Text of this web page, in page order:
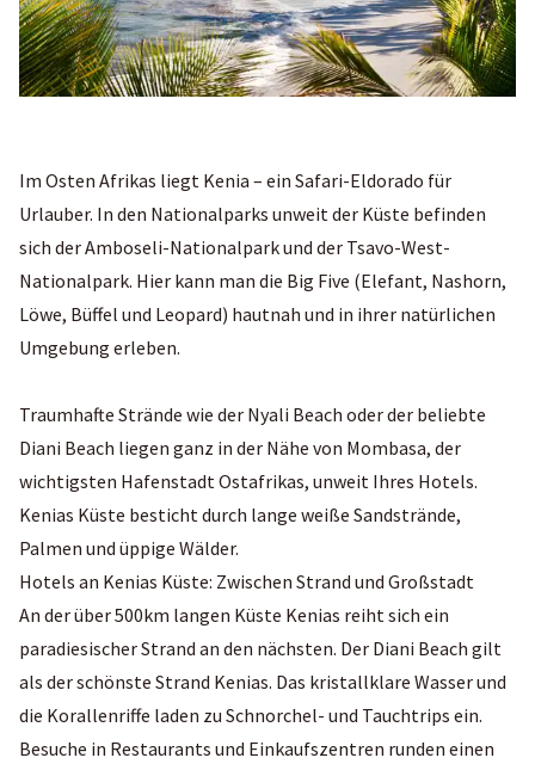
Im Osten Afrikas liegt Kenia – ein Safari-Eldorado für
Urlauber. In den Nationalparks unweit der Küste befinden
sich der Amboseli-Nationalpark und der Tsavo-West-
Nationalpark. Hier kann man die Big Five (Elefant, Nashorn,
Löwe, Büffel und Leopard) hautnah und in ihrer natürlichen
Umgebung erleben.
Traumhafte Strände wie der Nyali Beach oder der beliebte
Diani Beach liegen ganz in der Nähe von Mombasa, der
wichtigsten Hafenstadt Ostafrikas, unweit Ihres Hotels.
Kenias Küste besticht durch lange weiße Sandstrände,
Palmen und üppige Wälder.
Hotels an Kenias Küste: Zwischen Strand und Großstadt
An der über 500km langen Küste Kenias reiht sich ein
paradiesischer Strand an den nächsten. Der Diani Beach gilt
als der schönste Strand Kenias. Das kristallklare Wasser und
die Korallenriffe laden zu Schnorchel- und Tauchtrips ein.
Besuche in Restaurants und Einkaufszentren runden einen